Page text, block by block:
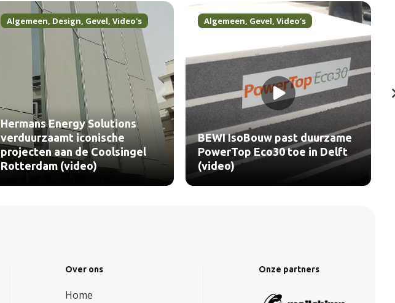
Algemeen, Design, Gevel,Video's
Hermans Energy Solutions
verduurzaamt iconische
projecten aan de Coolsingel
Rotterdam (video)
Algemeen, Gevel, Video's
BEWI IsoBouw past duurzame
PowerTop Eco30 toe in Delft
(video)
Over ons
Home
Onze partners